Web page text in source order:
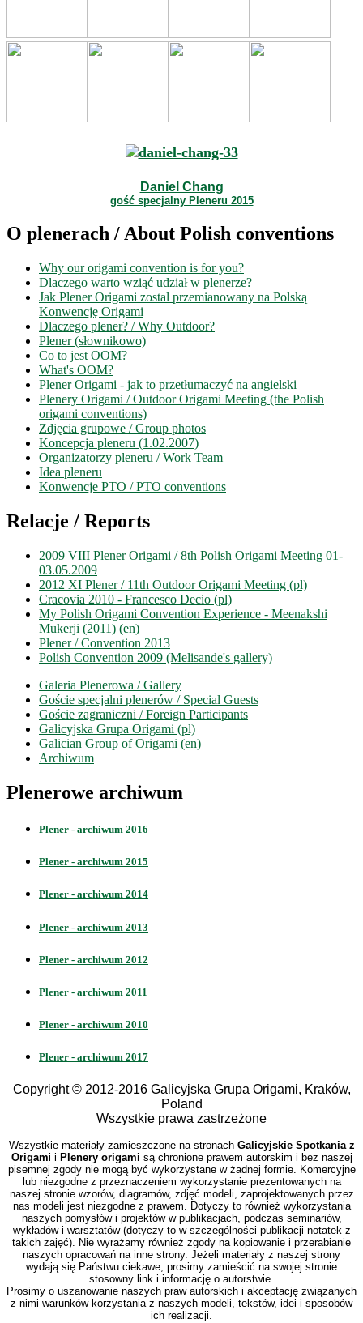
Daniel Chang
gość specjalny Pleneru 2015
O plenerach / About Polish conventions
Why our origami convention is for you?
Dlaczego warto wziąć udział w plenerze?
Jak Plener Origami zostal przemianowany na Polską
Konwencję Origami
Dlaczego plener? / Why Outdoor?
Plener (słownikowo)
Co to jest OOM?
What's OOM?
Plener Origami - jak to przetłumaczyć na angielski
Plenery Origami / Outdoor Origami Meeting (the Polish
origami conventions)
Zdjęcia grupowe / Group photos
Koncepcja pleneru (1.02.2007)
Organizatorzy pleneru / Work Team
Idea pleneru
Konwencje PTO / PTO conventions
Relacje / Reports
2009 VIII Plener Origami / 8th Polish Origami Meeting 01-
03.05.2009
2012 XI Plener / 11th Outdoor Origami Meeting (pl)
Cracovia 2010 - Francesco Decio (pl)
My Polish Origami Convention Experience - Meenakshi
Mukerji (2011) (en)
Plener / Convention 2013
Polish Convention 2009 (Melisande's gallery)
Galeria Plenerowa / Gallery
Goście specjalni plenerów / Special Guests
Goście zagraniczni / Foreign Participants
Galicyjska Grupa Origami (pl)
Galician Group of Origami (en)
Archiwum
Plenerowe archiwum
Plener - archiwum 2016
Plener - archiwum 2015
Plener - archiwum 2014
Plener - archiwum 2013
Plener - archiwum 2012
Plener - archiwum 2011
Plener - archiwum 2010
Plener - archiwum 2017
Copyright © 2012-2016 Galicyjska Grupa Origami, Kraków,
Poland
Wszystkie prawa zastrzeżone
Wszystkie materiały zamieszczone na stronach Galicyjskie Spotkania z
Origami i Plenery origami są chronione prawem autorskim i bez naszej
pisemnej zgody nie mogą być wykorzystane w żadnej formie. Komercyjne
lub niezgodne z przeznaczeniem wykorzystanie prezentowanych na
naszej stronie wzorów, diagramów, zdjęć modeli, zaprojektowanych przez
nas modeli jest niezgodne z prawem. Dotyczy to również wykorzystania
naszych pomysłów i projektów w publikacjach, podczas seminariów,
wykładów i warsztatów (dotyczy to w szczególności publikacji notatek z
takich zajęć). Nie wyrażamy również zgody na kopiowanie i przerabianie
naszych opracowań na inne strony. Jeżeli materiały z naszej strony
wydają się Państwu ciekawe, prosimy zamieścić na swojej stronie
stosowny link i informację o autorstwie.
Prosimy o uszanowanie naszych praw autorskich i akceptację związanych
z nimi warunków korzystania z naszych modeli, tekstów, idei i sposobów
ich realizacji.